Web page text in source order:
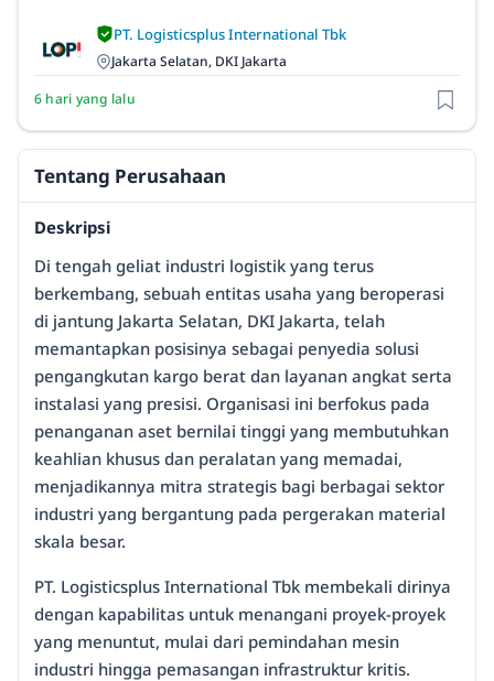
PT. Logisticsplus International Tbk
Jakarta Selatan, DKI Jakarta
6 hari yang lalu
Tentang Perusahaan
Deskripsi
Di tengah geliat industri logistik yang terus
berkembang, sebuah entitas usaha yang beroperasi
di jantung Jakarta Selatan, DKI Jakarta, telah
memantapkan posisinya sebagai penyedia solusi
pengangkutan kargo berat dan layanan angkat serta
instalasi yang presisi. Organisasi ini berfokus pada
penanganan aset bernilai tinggi yang membutuhkan
keahlian khusus dan peralatan yang memadai,
menjadikannya mitra strategis bagi berbagai sektor
industri yang bergantung pada pergerakan material
skala besar.
PT. Logisticsplus International Tbk membekali dirinya
dengan kapabilitas untuk menangani proyek-proyek
yang menuntut, mulai dari pemindahan mesin
industri hingga pemasangan infrastruktur kritis.